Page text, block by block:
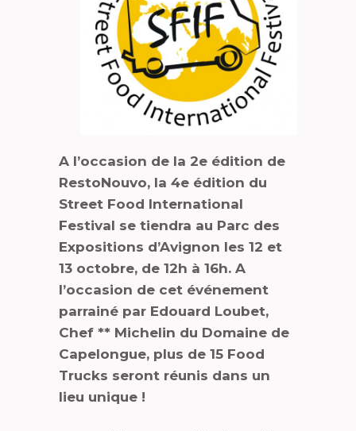
A l’occasion de la 2e édition de
RestoNouvo, la 4e édition du
Street Food International
Festival se tiendra au Parc des
Expositions d’Avignon les 12 et
13 octobre, de 12h à 16h. A
l’occasion de cet événement
parrainé par Edouard Loubet,
Chef ** Michelin du Domaine de
Capelongue, plus de 15 Food
Trucks seront réunis dans un
lieu unique !